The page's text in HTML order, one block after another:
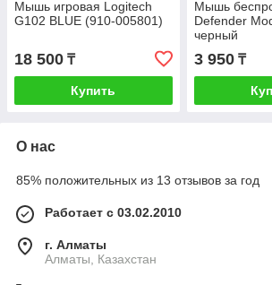
Мышь игровая Logitech
G102 BLUE (910-005801)
18 500 ₸
Купить
Мышь
Defender
черный
3 950₸
О нас
85% положительных из 13 отзывов за год
Работает с 03.02.2010
г. Алматы
Алматы, Казахстан